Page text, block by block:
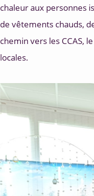
chaleur aux personnes
de vêtements chauds,
chemin vers les CCAS,
locales.